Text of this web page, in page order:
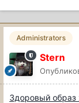
Administrators
Stern
Здоровый